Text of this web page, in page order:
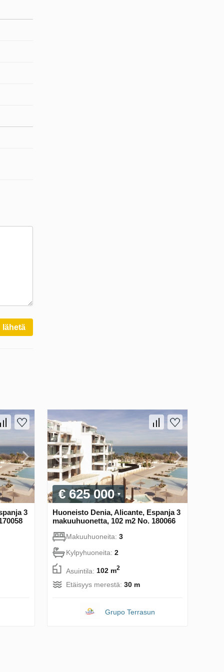
lähetä
3
€ 625 000
Huoneisto Denia, Alicante, Espanja 3
makuuhuonetta, 102 m2 No. 180066
Makuuhuoneita: 3
Kylpyhuoneita: 2
Asuintila: 102 m2
Etäisyys merestä: 30 m
Grupo Terrasun